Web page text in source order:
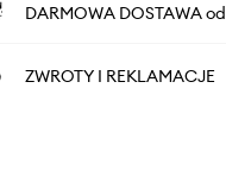
DARMOWA DOSTAWA od
ZWROTY I REKLAMACJE